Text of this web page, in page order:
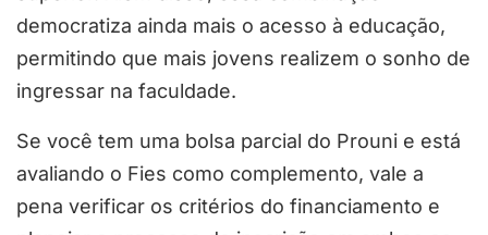
democratiza ainda mais o acesso à educação,
permitindo que mais jovens realizem o sonho de
ingressar na faculdade.
Se você tem uma bolsa parcial do Prouni e está
avaliando o Fies como complemento, vale a
pena verificar os critérios do financiamento e